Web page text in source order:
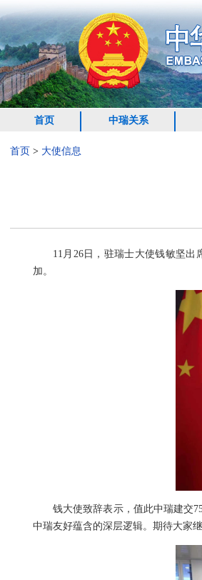
首页 中瑞关系
首页 > 大使信息
11月26日，驻瑞士大使钱敏坚
加。
钱大使致辞表示，值此中瑞建交
中瑞友好蕴含的深层逻辑。期待大家